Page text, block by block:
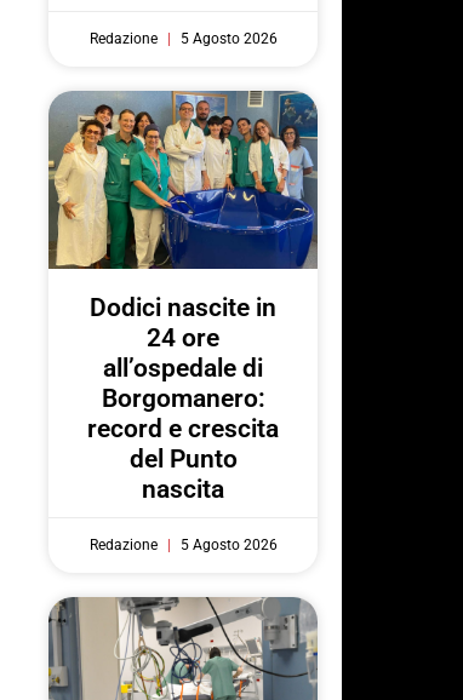
Redazione 5 Agosto 2026
Dodici nascite in
24 ore
all’ospedale di
Borgomanero:
record e crescita
del Punto
nascita
Redazione 5 Agosto 2026